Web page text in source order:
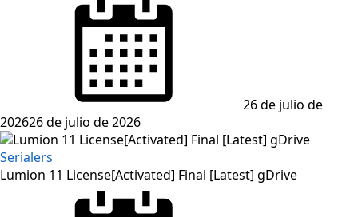
26 de julio de
202626 de julio de 2026
Serialers
Lumion 11 License[Activated] Final [Latest] gDrive